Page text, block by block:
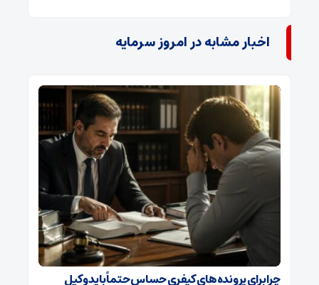
اخبار مشابه در امروز سرمایه
چرا برای پرونده‌های کیفری حساس حتماً باید وکیل